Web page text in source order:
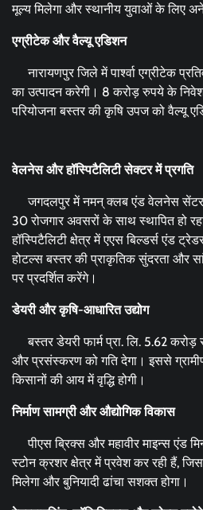
मूल्य मिलेगा और स्थानीय युवाओं के लिए
एग्रीटेक और वैल्यू एडिशन
नारायणपुर जिले में पार्श्वा एग्रीटेक
का उत्पादन करेगी। 8 करोड़ रुपये के
परियोजना बस्तर की कृषि उपज को वैल्यू
वेलनेस और हॉस्पिटैलिटी सेक्टर में प्रगति
जगदलपुर में नमन् क्लब एंड वेलनेस
30 रोजगार अवसरों के साथ स्थापित हो
हॉस्पिटैलिटी क्षेत्र में एएस बिल्डर्स एंड
होटल्स बस्तर की प्राकृतिक सुंदरता और
पर प्रदर्शित करेंगे।
डेयरी और कृषि-आधारित उद्योग
बस्तर डेयरी फार्म प्रा. लि. 5.62
और प्रसंस्करण को गति देगा। इससे
किसानों की आय में वृद्धि होगी।
निर्माण सामग्री और औद्योगिक विकास
पीएस ब्रिक्स और महावीर माइन्स एंड
स्टोन क्रशर क्षेत्र में प्रवेश कर रही हैं, जिससे
मिलेगा और बुनियादी ढांचा सशक्त होगा।